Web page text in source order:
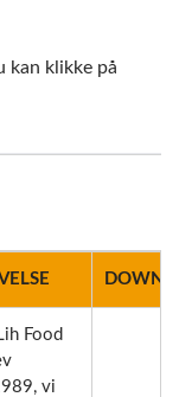
kan klikke på
Food
vi